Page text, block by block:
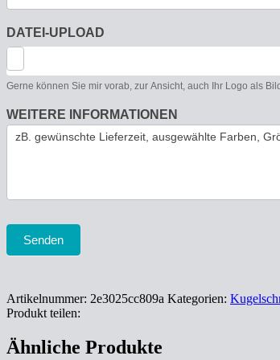
DATEI-UPLOAD
Gerne können Sie mir vorab, zur Ansicht, auch Ihr Logo als
WEITERE INFORMATIONEN
Senden
Artikelnummer: 2e3025cc809a Kategorien:
Produkt teilen:
Ähnliche Produkte